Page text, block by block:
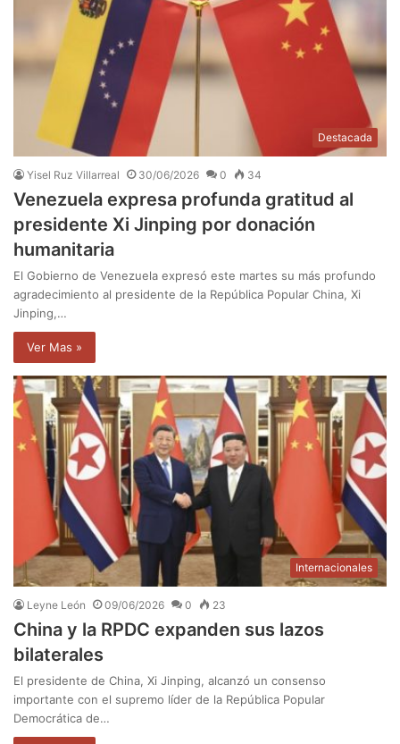
Destacada
Yisel Ruz Villarreal 30/06/2026 0 34
Venezuela expresa profunda gratitud al
presidente Xi Jinping por donación
humanitaria
El Gobierno de Venezuela expresó este martes su más profundo
agradecimiento al presidente de la República Popular China, Xi
Jinping,…
Ver Mas »
Internacionales
Leyne León 09/06/2026 0 23
China y la RPDC expanden sus lazos
bilaterales
El presidente de China, Xi Jinping, alcanzó un consenso
importante con el supremo líder de la República Popular
Democrática de…